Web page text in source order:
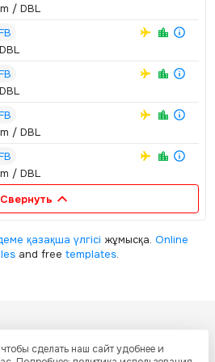
/ DBL
/ DBL
/ DBL
Свернуть
қазақша үлгісі жұмысқа. Online
and free templates.
и оформление страниц защищены
сделать наш сайт удобнее и